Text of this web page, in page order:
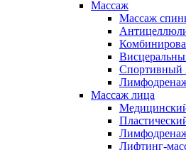
Массаж
Массаж
Спортивный
Массаж лица
Лифтинг-